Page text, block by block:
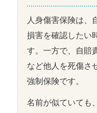
人身傷害保険は、
損害を確認したい
す。一方で、自賠
など他人を死傷さ
強制保険です。
名前が似ていても